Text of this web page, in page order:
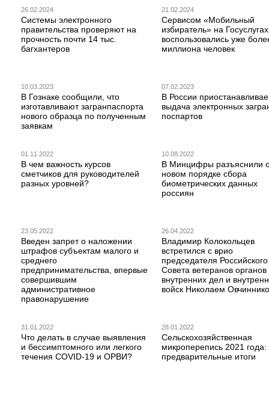
26.02.2024
Системы электронного
правительства проверяют на
прочность почти 14 тыс.
багхантеров
21.02.2024
Сервисом «Мобильный
избиратель» на Госуслугах
воспользовались уже
миллиона человек
10.03.2023
В Гознаке сообщили, что
изготавливают загранпаспорта
нового образца по полученным
заявкам
07.02.2023
В России
выдача электронных
поспартов
01.11.2022
В чем важность курсов
сметчиков для руководителей
разных уровней?
10.08.2022
В Минцифры разъяснили
новом порядке сбора
биометрических данных
россиян
23.05.2022
Введен запрет о наложении
штрафов субъектам малого и
среднего
предпринимательства, впервые
совершившим
административное
правонарушение
26.04.2022
Владимир Колокольцев
встретился с врио
председателя Российского
Совета ветеранов органов
внутренних дел и
войск Николаем
31.01.2022
Что делать в случае выявления
и бессимптомного или легкого
течения COVID-19 и ОРВИ?
28.01.2022
Сельскохозяйственная
микроперепись 2021 года:
предварительные итоги